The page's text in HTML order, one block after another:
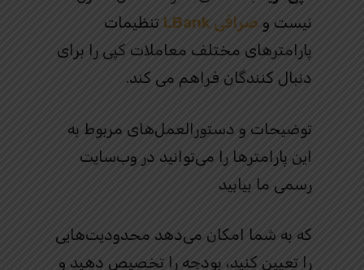
نیست و صرافی LBank
تنظیمات
پارامترهای مختلف معاملات کپی را برای
دنبال کنندگان فراهم می کند.
توضیحات و دستورالعمل‌های مربوط به
این پارامترها را می‌توانید در وب‌سایت
رسمی ما بیابید
که به شما امکان می‌دهد محدودیت‌هایی
را تعیین کنید، بودجه را تخصیص دهید و